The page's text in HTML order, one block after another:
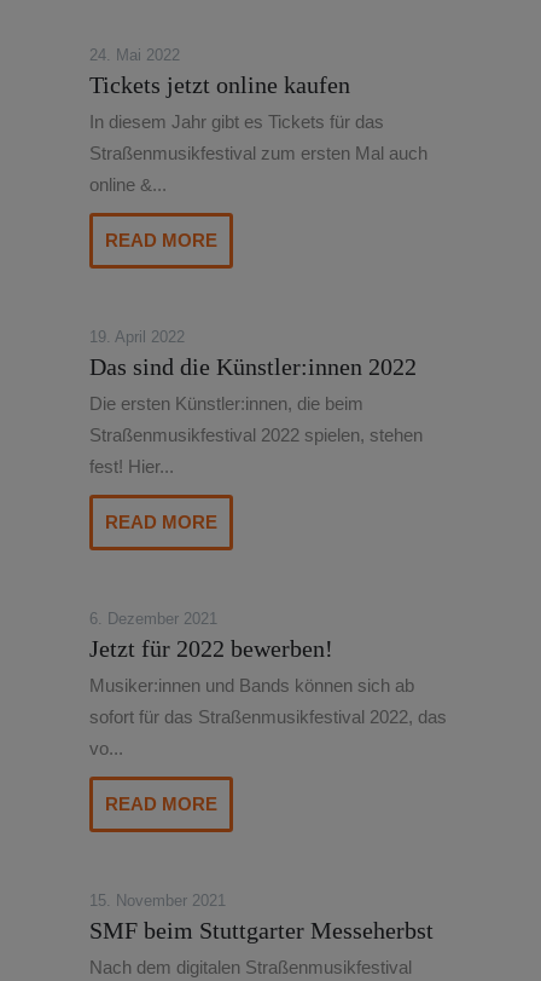
24. Mai 2022
Tickets jetzt online kaufen
In diesem Jahr gibt es Tickets für das
Straßenmusikfestival zum ersten Mal auch
online &...
READ MORE
19. April 2022
Das sind die Künstler:innen 2022
Die ersten Künstler:innen, die beim
Straßenmusikfestival 2022 spielen, stehen
fest! Hier...
READ MORE
6. Dezember 2021
Jetzt für 2022 bewerben!
Musiker:innen und Bands können sich ab
sofort für das Straßenmusikfestival 2022, das
vo...
READ MORE
15. November 2021
SMF beim Stuttgarter Messeherbst
Nach dem digitalen Straßenmusikfestival